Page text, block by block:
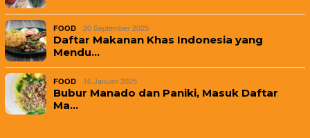
FOOD 20 September 2025
Daftar Makanan Khas Indonesia yang
Mendu…
FOOD 16 Januari 2025
Bubur Manado dan Paniki, Masuk Daftar
Ma…